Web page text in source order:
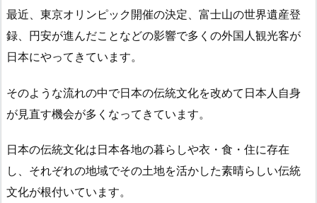
最近、東京オリンピック開催の決定、富士山の世界遺産登
録、円安が進んだことなどの影響で多くの外国人観光客が
日本にやってきています。
そのような流れの中で日本の伝統文化を改めて日本人自身
が見直す機会が多くなってきています。
日本の伝統文化は日本各地の暮らしや衣・食・住に存在
し、それぞれの地域でその土地を活かした素晴らしい伝統
文化が根付いています。